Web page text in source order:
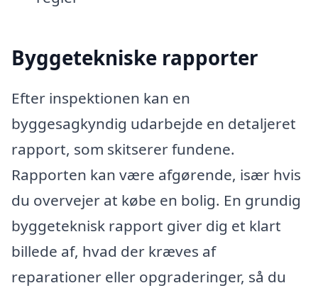
Byggetekniske rapporter
Efter inspektionen kan en
byggesagkyndig udarbejde en detaljeret
rapport, som skitserer fundene.
Rapporten kan være afgørende, især hvis
du overvejer at købe en bolig. En grundig
byggeteknisk rapport giver dig et klart
billede af, hvad der kræves af
reparationer eller opgraderinger, så du